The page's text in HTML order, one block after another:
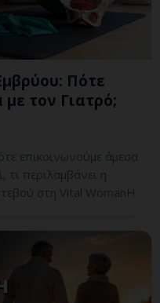
Πότε
τον Γιατρό;
επικοινωνούμε άμεσα
τι περιλαμβάνει η
στη Vital WomanH